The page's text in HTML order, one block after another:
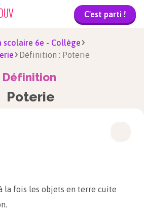
C'est parti !
scolaire 6e - Collège
Définition : Poterie
Définition
Poterie
la fois les objets en terre cuite